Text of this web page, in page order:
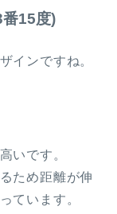
15度)
インですね。
いです。
ため距離が伸
ています。